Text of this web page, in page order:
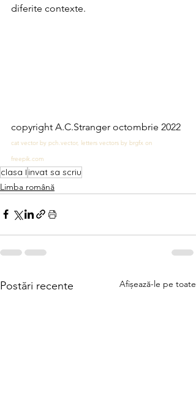
diferite contexte.
copyright A.C.Stranger octombrie 2022
cat vector by pch.vector, letters vectors by brgfx on
freepik.com
clasa I invat sa scriu
Limba română
Postări recente Afișează-le pe toate